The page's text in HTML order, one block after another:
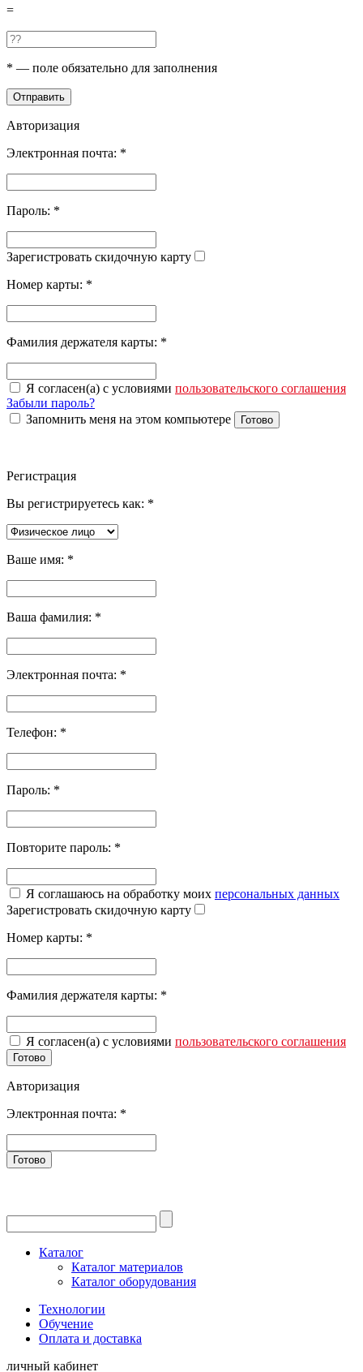
=
* — поле обязательно для заполнения
Отправить
Авторизация
Электронная почта: *
Пароль: *
Зарегистровать скидочную карту
Номер карты: *
Фамилия держателя карты: *
Я согласен(а) с условиями пользовательского соглашения
Забыли пароль?
Запомнить меня на этом компьютере
Готово
Регистрация
Вы регистрируетесь как: *
Ваше имя: *
Ваша фамилия: *
Электронная почта: *
Телефон: *
Пароль: *
Повторите пароль: *
Я соглашаюсь на обработку моих персональных данных
Зарегистровать скидочную карту
Номер карты: *
Фамилия держателя карты: *
Я согласен(а) с условиями пользовательского соглашения
Готово
Авторизация
Электронная почта: *
Готово
Каталог
Каталог материалов
Каталог оборудования
Технологии
Обучение
Оплата и доставка
личный кабинет